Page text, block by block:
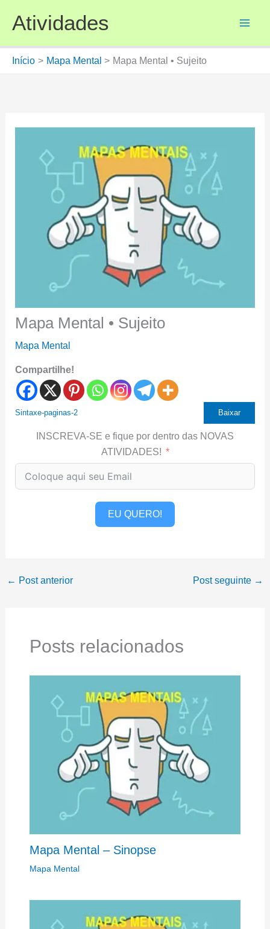
para
conteúdo
Atividades
Início Mapa Mental Mapa Mental • Sujeito
Mapa Mental • Sujeito
Mapa Mental
Compartilhe!
Sintaxe-paginas-2 Baixar
INSCREVA-SE e fique por dentro das NOVAS
ATIVIDADES!
EU QUERO!
← Post anterior Post seguinte →
Posts relacionados
Mapa Mental – Sinopse
Mapa Mental